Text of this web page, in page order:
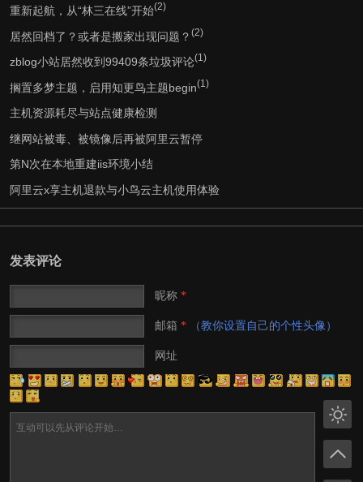
重新起航，从“林三在线”开始(2)
居然回档了？或者是搬家出现问题？ (2)
zblog小站居然收到99409条垃圾评论(1)
搁置多梦主题，启用知更鸟主题begin(1)
主机资源耗尽与站点健康检测
继网站被毒、被镜像后再被阿里云暂停
第N次在本地重建iis环境小结
阿里云x享主机退款与小鸟云主机使用体验
发表评论
昵称*
邮箱 * （教你设置自己的个性头像）
网址